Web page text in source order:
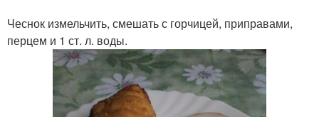
Чеснок измельчить, смешать с горчицей, приправами,
перцем и 1 ст. л. воды.